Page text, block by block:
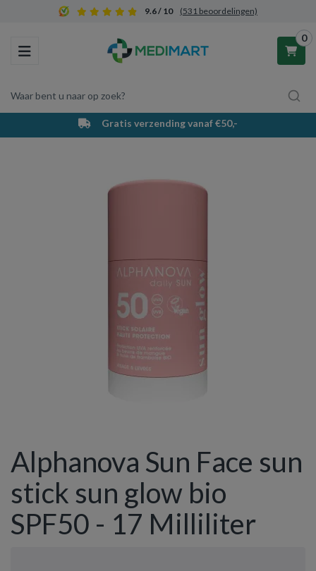
9.6 / 10 (531 beoordelingen)
Toggle navigation
Waar bent u naar op zoek?
0
Winkelwagen
Uw winkelwagen is leeg.
Gratis verzending vanaf €50,-
Alphanova Sun Face sun
stick sun glow bio
SPF50 - 17 Milliliter